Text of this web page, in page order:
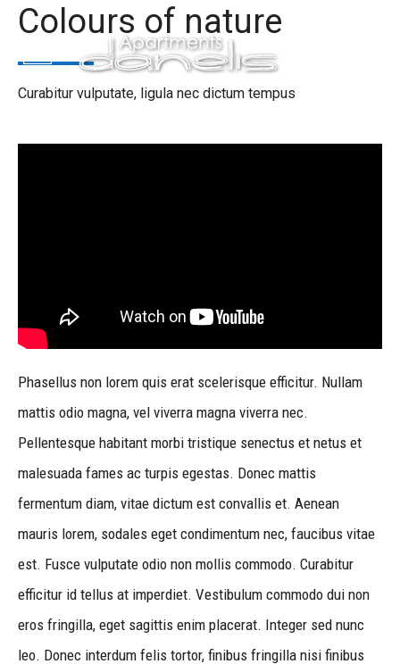
Colours of nature
Curabitur vulputate, ligula nec dictum tempus
Phasellus non lorem quis erat scelerisque efficitur. Nullam
mattis odio magna, vel viverra magna viverra nec.
Pellentesque habitant morbi tristique senectus et netus et
malesuada fames ac turpis egestas. Donec mattis
fermentum diam, vitae dictum est convallis et. Aenean
mauris lorem, sodales eget condimentum nec, faucibus vitae
est. Fusce vulputate odio non mollis commodo. Curabitur
efficitur id tellus at imperdiet. Vestibulum commodo dui non
eros fringilla, eget sagittis enim placerat. Integer sed nunc
leo. Donec interdum felis tortor, finibus fringilla nisi finibus